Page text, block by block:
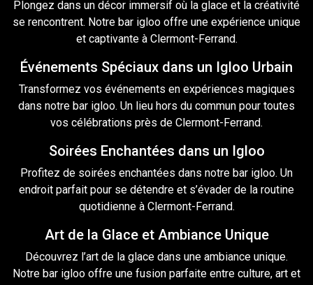
Plongez dans un décor immersif où la glace et la créativité
se rencontrent. Notre bar igloo offre une expérience unique
et captivante à Clermont-Ferrand.
Événements Spéciaux dans un Igloo Urbain
Transformez vos événements enexpériences magiques
dans notre bar igloo. Un lieu hors du commun pour toutes
vos célébrations près de Clermont-Ferrand.
Soirées Enchantées dans un Igloo
Profitez de soirées enchantées dans notre bar igloo. Un
endroit parfait pour se détendre et s’évader de la routine
quotidienne à Clermont-Ferrand.
Art de la Glace et Ambiance Unique
Découvrez l’art de la glace dans une ambiance unique.
Notre bar igloo offre une fusion parfaite entre culture, art et